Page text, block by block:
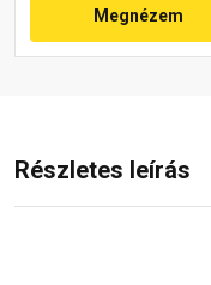
Megnézem
Részletes leírás